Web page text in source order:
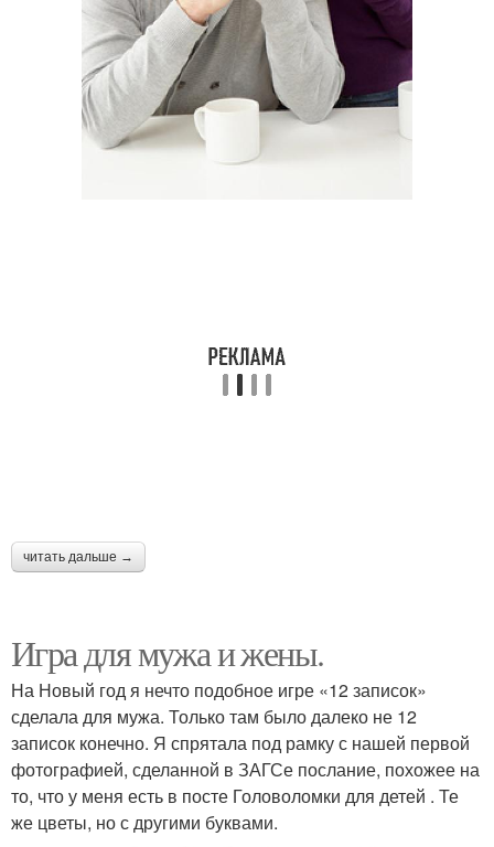
Поэтические игры Игры со словами
Игры для мужа Любимые игры
читать дальше →
Игра для мужа и жены.
На Новый год я нечто подобное игре «12 записок»
сделала для мужа. Только там было далеко не 12
записок конечно. Я спрятала под рамку с нашей первой
фотографией, сделанной в ЗАГСе послание, похожее на
то, что у меня есть в посте Головоломки для детей . Те
же цветы, но с другими буквами.